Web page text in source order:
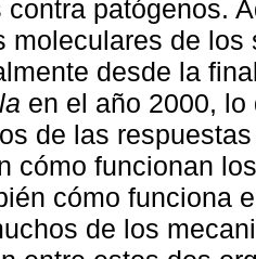
contra patógenos.
moleculares de
desde la
en el año 2000,
de las
cómo funcionan
cómo funciona
de los